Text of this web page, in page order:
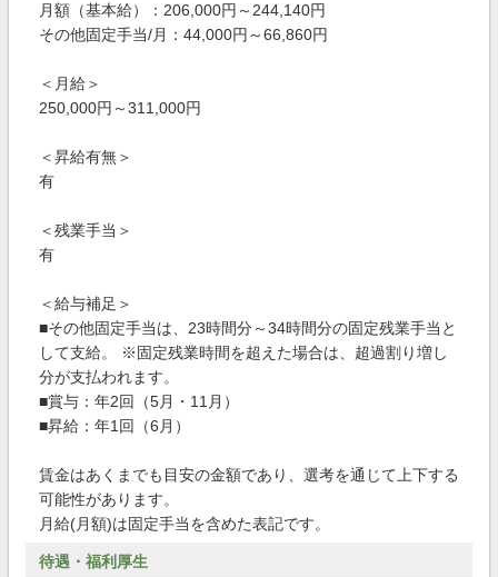
月額（基本給）：206,000円～244,140円
その他固定手当/月：44,000円～66,860円
＜月給＞
250,000円～311,000円
＜昇給有無＞
有
＜残業手当＞
有
＜給与補足＞
■その他固定手当は、23時間分～34時間分の固定残業手当と
して支給。 ※固定残業時間を超えた場合は、超過割り増し
分が支払われます。
■賞与：年2回（5月・11月）
■昇給：年1回（6月）
賃金はあくまでも目安の金額であり、選考を通じて上下する
可能性があります。
月給(月額)は固定手当を含めた表記です。
待遇・福利厚生